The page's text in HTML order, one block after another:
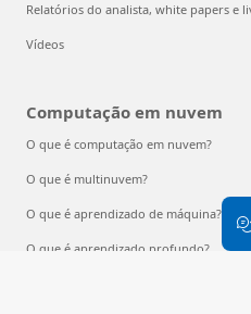
Relatórios do analista, white papers e
Vídeos
Computação em nuvem
O que é computação em nuvem?
O que é multinuvem?
O que é aprendizado de máquina?
O que é aprendizado profundo?